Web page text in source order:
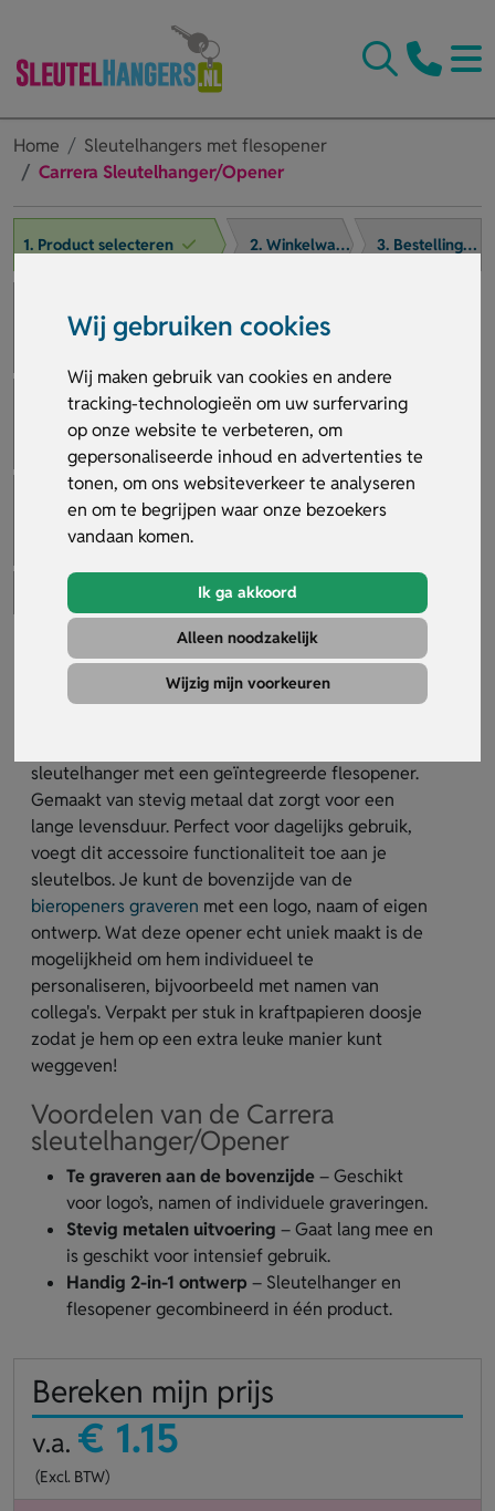
Wij gebruiken cookies
Wij maken gebruik van cookies en andere
tracking-technologieën om uw surfervaring
op onze website te verbeteren, om
gepersonaliseerde inhoud en advertenties te
tonen, om ons websiteverkeer te analyseren
en om te begrijpen waar onze bezoekers
vandaan komen.
Ik ga akkoord
Alleen noodzakelijk
Wijzig mijn voorkeuren
Home
Sleutelhangers met flesopener
Carrera Sleutelhanger/Opener
1. Product selecteren 2. Winkelwagen 3. Bestelling afronden
Carrera Sleutelhanger/Opener
Artikelnummer: 10530
sleutelhanger met een geïntegreerde flesopener.
Gemaakt van stevig metaal dat zorgt voor een
lange levensduur. Perfect voor dagelijks gebruik,
voegt dit accessoire functionaliteit toe aan je
sleutelbos. Je kunt de bovenzijde van de
bieropeners graveren met een logo, naam of eigen
ontwerp. Wat deze opener echt uniek maakt is de
mogelijkheid om hem individueel te
personaliseren, bijvoorbeeld met namen van
collega's. Verpakt per stuk in kraftpapieren doosje
zodat je hem op een extra leuke manier kunt
weggeven!
Voordelen van de Carrera
sleutelhanger/Opener
Te graveren aan de bovenzijde– Geschikt
voor logo’s, namen of individuele graveringen.
Stevig metalen uitvoering – Gaat lang mee en
is geschikt voor intensief gebruik.
Handig 2-in-1 ontwerp – Sleutelhanger en
flesopener gecombineerd in één product.
Bereken mijn prijs
v.a. € 1.15
(Excl. BTW)